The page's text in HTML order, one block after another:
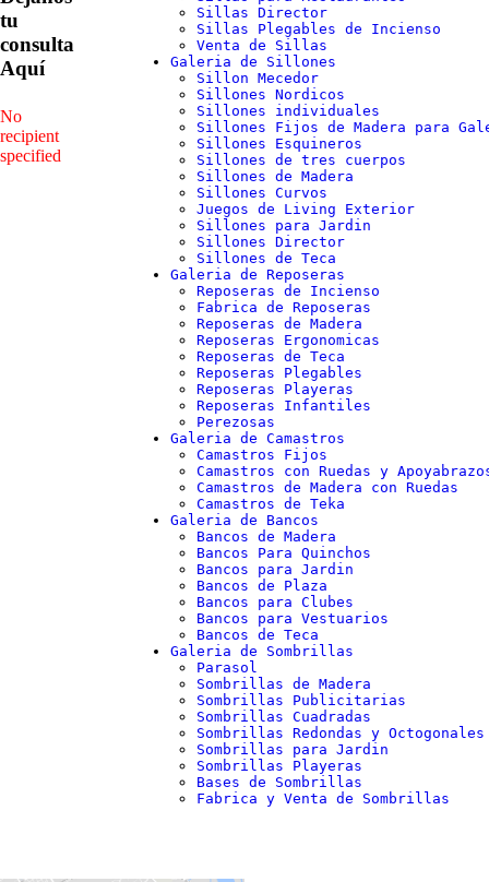
tu
consulta
Aquí
No
recipient
specified
Sillas Director
Sillas Plegables de Incienso
Venta de Sillas
Galeria de Sillones
Sillon Mecedor
Sillones Nordicos
Sillones individuales
Sillones Fijos de Madera para
Sillones Esquineros
Sillones de tres cuerpos
Sillones de Madera
Sillones Curvos
Juegos de Living Exterior
Sillones para Jardin
Sillones Director
Sillones de Teca
Galeria de Reposeras
Reposeras de Incienso
Fabrica de Reposeras
Reposeras de Madera
Reposeras Ergonomicas
Reposeras de Teca
Reposeras Plegables
Reposeras Playeras
Reposeras Infantiles
Perezosas
Galeria de Camastros
Camastros Fijos
Camastros con Ruedas y
Camastros de Madera con Ruedas
Camastros de Teka
Galeria de Bancos
Bancos de Madera
Bancos Para Quinchos
Bancos para Jardin
Bancos de Plaza
Bancos para Clubes
Bancos para Vestuarios
Bancos de Teca
Galeria de Sombrillas
Parasol
Sombrillas de Madera
Sombrillas Publicitarias
Sombrillas Cuadradas
Sombrillas Redondas y Octogonales
Sombrillas para Jardin
Sombrillas Playeras
Bases de Sombrillas
Fabrica y Venta de Sombrillas